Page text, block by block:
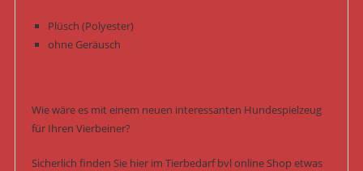
Plüsch (Polyester)
ohne Geräusch
Wie wäre es mit einem neuen interessanten Hundespielzeug
für Ihren Vierbeiner?
Sicherlich finden Sie hier im Tierbedarf bvl online Shop etwas